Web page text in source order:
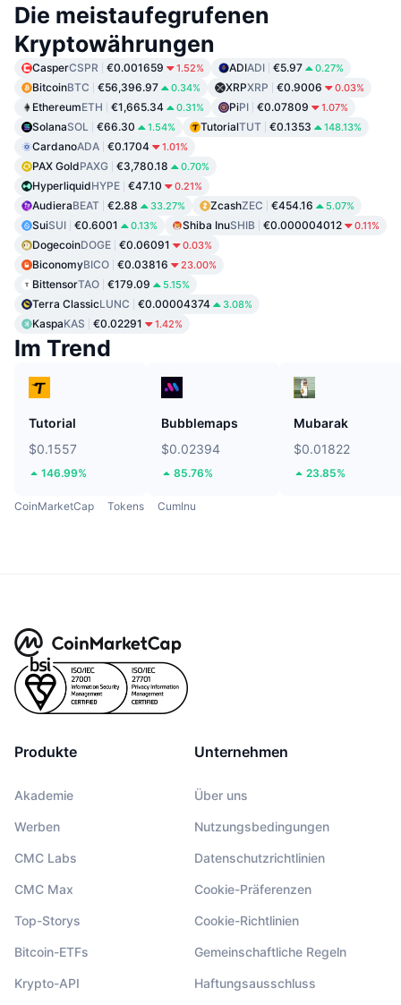
Die meistaufegrufenen
Kryptowährungen
CasperCSPR €0.001659 1.52% ADIADI €5.97 0.27%
BitcoinBTC €56,396.97 0.34% XRPXRP €0.9006 0.03%
EthereumETH €1,665.34 0.31% PiPI €0.07809 1.07%
SolanaSOL €66.30 1.54% TutorialTUT €0.1353 148.13%
CardanoADA €0.1704 1.01%
PAX GoldPAXG €3,780.18 0.70%
HyperliquidHYPE €47.10 0.21%
AudieraBEAT €2.88 33.27% ZcashZEC €454.16 5.07%
SuiSUI €0.6001 0.13% Shiba InuSHIB €0.000004012 0.11%
DogecoinDOGE €0.06091 0.03%
BiconomyBICO €0.03816 23.00%
BittensorTAO €179.09 5.15%
Terra ClassicLUNC €0.00004374 3.08%
KaspaKAS €0.02291 1.42%
Im Trend
Tutorial
$0.1557
146.99%
Bubblemaps
$0.02394
85.76%
Mubarak
$0.01822
23.85%
CoinMarketCap Tokens CumInu
Produkte
Akademie
Werben
CMC Labs
CMC Max
Top-Storys
Bitcoin-ETFs
Krypto-API
Unternehmen
Über uns
Nutzungsbedingungen
Datenschutzrichtlinien
Cookie-Präferenzen
Cookie-Richtlinien
Gemeinschaftliche Regeln
Haftungsausschluss